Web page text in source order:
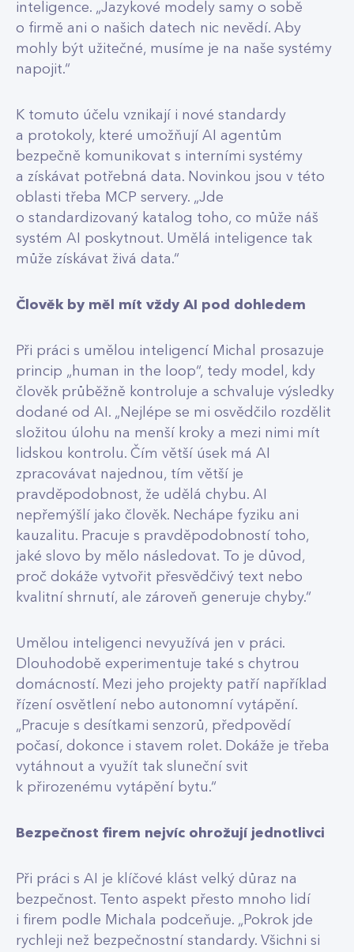
inteligence. „Jazykové modely samy o sobě
o firmě ani o našich datech nic nevědí. Aby
mohly být užitečné, musíme je na naše systémy
napojit.“
K tomuto účelu vznikají i nové standardy
a protokoly, které umožňují AI agentům
bezpečně komunikovat s interními systémy
a získávat potřebná data. Novinkou jsou v této
oblasti třeba MCP servery. „Jde
o standardizovaný katalog toho, co může náš
systém AI poskytnout. Umělá inteligence tak
může získávat živá data.“
Člověk by měl mít vždy AI pod dohledem
Při práci s umělou inteligencí Michal prosazuje
princip „human in the loop“, tedy model, kdy
člověk průběžně kontroluje a schvaluje výsledky
dodané od AI. „Nejlépe se mi osvědčilo rozdělit
složitou úlohu na menší kroky a mezi nimi mít
lidskou kontrolu. Čím větší úsek má AI
zpracovávat najednou, tím větší je
pravděpodobnost, že udělá chybu. AI
nepřemýšlí jako člověk. Nechápe fyziku ani
kauzalitu. Pracuje s pravděpodobností toho,
jaké slovo by mělo následovat. To je důvod,
proč dokáže vytvořit přesvědčivý text nebo
kvalitní shrnutí, ale zároveň generuje chyby.“
Umělou inteligenci nevyužívá jen v práci.
Dlouhodobě experimentuje také s chytrou
domácností. Mezi jeho projekty patří například
řízení osvětlení nebo autonomní vytápění.
„Pracuje s desítkami senzorů, předpovědí
počasí, dokonce i stavem rolet. Dokáže je třeba
vytáhnout a využít tak sluneční svit
k přirozenému vytápění bytu.“
Bezpečnost firem nejvíc ohrožují jednotlivci
Při práci s AI je klíčové klást velký důraz na
bezpečnost. Tento aspekt přesto mnoho lidí
i firem podle Michala podceňuje. „Pokrok jde
rychleji než bezpečnostní standardy. Všichni si